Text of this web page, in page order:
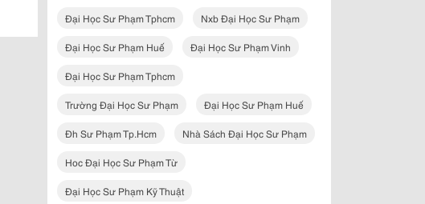
Đại Học Sư Phạm Tphcm Nxb Đại Học Sư Phạm
Đại Học Sư Phạm Huế Đại Học Sư Phạm Vinh
Đại Học Sư Phạm Tphcm
Trường Đại Học Sư Phạm Đại Học Sư Phạm Huế
Đh Sư Phạm Tp.hcm Nhà Sách Đại Học Sư Phạm
Hoc Đại Học Sư Phạm Từ
Đại Học Sư Phạm Kỹ Thuật